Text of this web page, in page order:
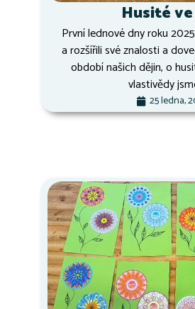
Husité
První lednové dny roku
a rozšířili své znalosti a
období našich dějin, o
vlastivědy
25 ledna,